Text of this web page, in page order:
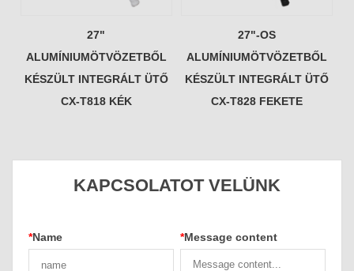
27"
ALUMÍNIUMÖTVÖZETBŐL
KÉSZÜLT INTEGRÁLT ÜTŐ
CX-T818 KÉK
27"-OS
ALUMÍNIUMÖTVÖZETBŐL
KÉSZÜLT INTEGRÁLT ÜTŐ
CX-T828 FEKETE
KAPCSOLATOT VELÜNK
*Name *Message content